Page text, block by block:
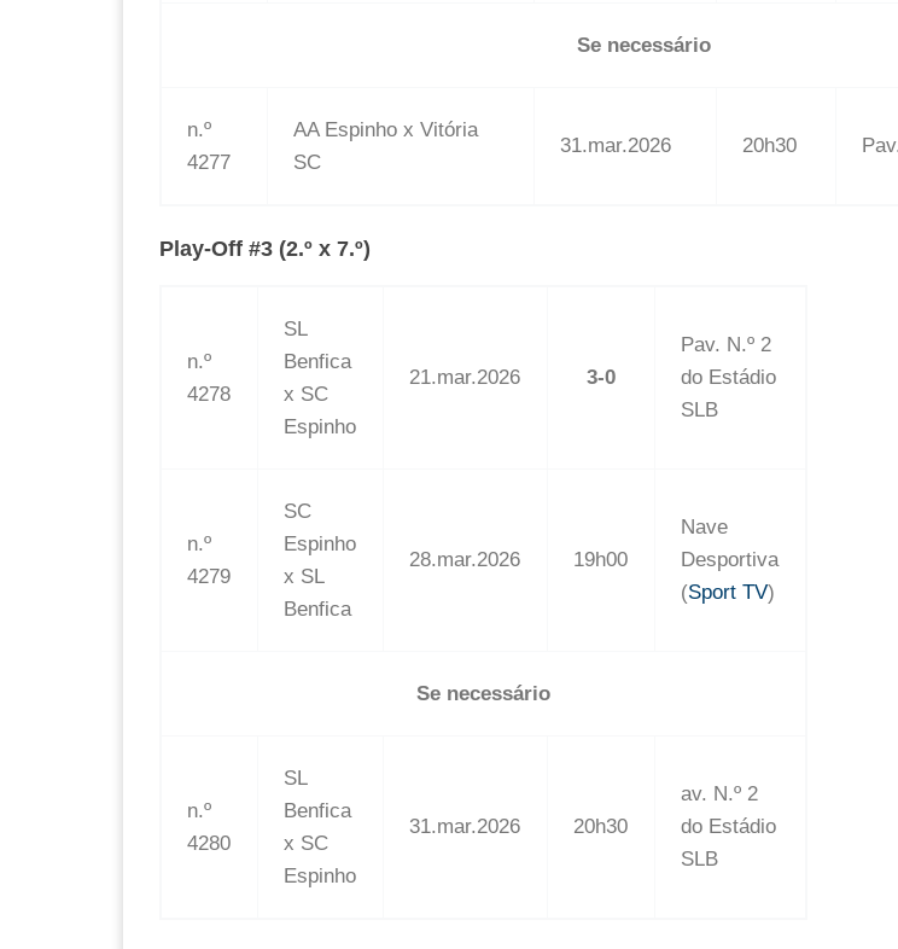
Se necessário
n.º
4277
AA Espinho x Vitória
SC
31.mar.2026 20h30
Play-Off #3 (2.º x 7.º)
n.º
4278
SL
Benfica
x SC
Espinho
21.mar.2026 3-0
Pav. N.º 2
do Estádio
SLB
n.º
4279
SC
Espinho
x SL
Benfica
28.mar.2026 19h00
Nave
Desportiva
(Sport TV)
Se necessário
n.º
4280
SL
Benfica
x SC
Espinho
31.mar.2026 20h30
av. N.º 2
do Estádio
SLB